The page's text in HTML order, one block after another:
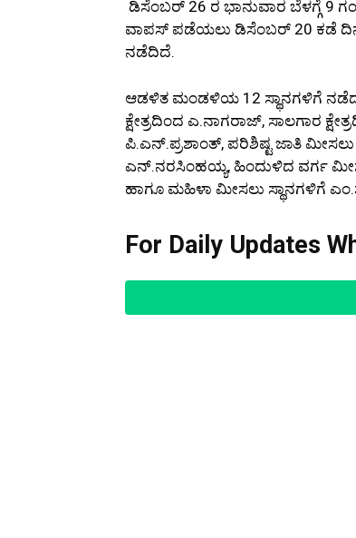
ಡಿಸೆಂಬರ್ 26 ರ ಭಾನುವಾರ ಬೆಳಗ್ಗೆ 9
ವಾಪಸ್ ಪಡೆಯಲು ಡಿಸೆಂಬರ್ 20 ಕಡೆ
ನಡೆದಿದೆ.
ಆಡಳಿತ ಮಂಡಳಿಯ 12 ಸ್ಥಾನಗಳಿಗೆ ನಡೆದ
ಕ್ಷೇತ್ರದಿಂದ ಎ.ನಾಗರಾಜ್, ಸಾಲಗಾರ
ಪಿ.ಎನ್.ಪ್ರಶಾಂತ್, ಪರಿಶಿಷ್ಟ ಜಾತಿ
ಎನ್.ನರಸಿಂಹಯ್ಯ, ಹಿಂದುಳಿದ ವರ್ಗ
ಹಾಗೂ ಮಹಿಳಾ ಮೀಸಲು ಸ್ಥಾನಗಳಿಗೆ
For Daily Updates